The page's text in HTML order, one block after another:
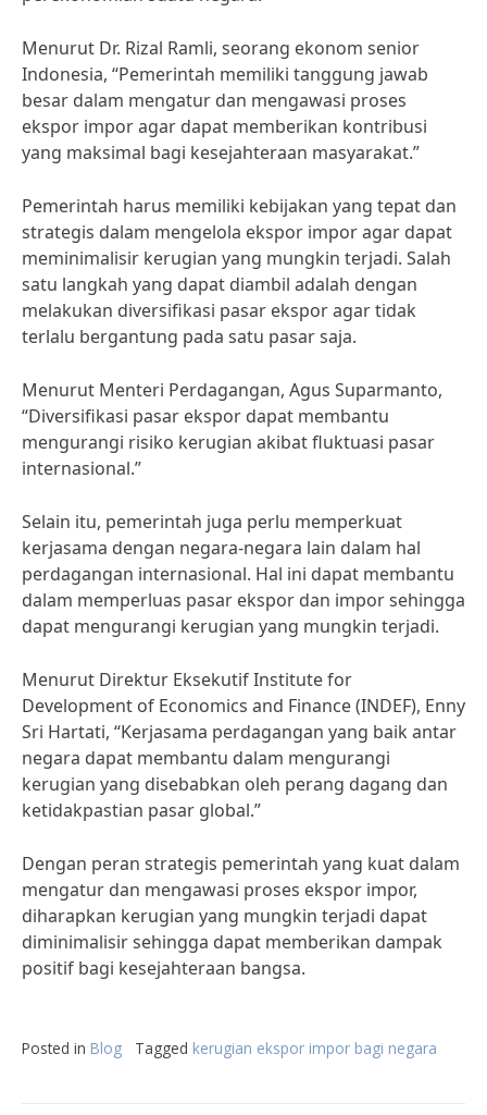
Menurut Dr. Rizal Ramli, seorang ekonom senior
Indonesia, “Pemerintah memiliki tanggung jawab
besar dalam mengatur dan mengawasi proses
ekspor impor agar dapat memberikan kontribusi
yang maksimal bagi kesejahteraan masyarakat.”
Pemerintah harus memiliki kebijakan yang tepat dan
strategis dalam mengelola ekspor impor agar dapat
meminimalisir kerugian yang mungkin terjadi. Salah
satu langkah yang dapat diambil adalah dengan
melakukan diversifikasi pasar ekspor agar tidak
terlalu bergantung pada satu pasar saja.
Menurut Menteri Perdagangan, Agus Suparmanto,
“Diversifikasi pasar ekspor dapat membantu
mengurangi risiko kerugian akibat fluktuasi pasar
internasional.”
Selain itu, pemerintah juga perlu memperkuat
kerjasama dengan negara-negara lain dalam hal
perdagangan internasional. Hal ini dapat membantu
dalam memperluas pasar ekspor dan impor sehingga
dapat mengurangi kerugian yang mungkin terjadi.
Menurut Direktur Eksekutif Institute for
Development of Economics and Finance (INDEF), Enny
Sri Hartati, “Kerjasama perdagangan yang baik antar
negara dapat membantu dalam mengurangi
kerugian yang disebabkan oleh perang dagang dan
ketidakpastian pasar global.”
Dengan peran strategis pemerintah yang kuat dalam
mengatur dan mengawasi proses ekspor impor,
diharapkan kerugian yang mungkin terjadi dapat
diminimalisir sehingga dapat memberikan dampak
positif bagi kesejahteraan bangsa.
Posted in Blog Tagged kerugian ekspor impor bagi negara